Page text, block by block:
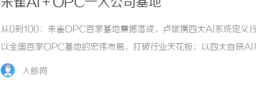
从0到100：朱雀OPC百家基地震撼落成，卢斌携四大AI系统定义
以全国百家OPC基地的宏伟布局，打破行业天花板；以四大自研
雀AI董事长、朱雀智能董事长、朱雀OPC百家社区董事长卢斌，
人脉网